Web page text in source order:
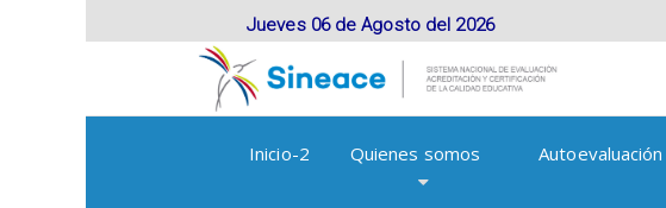
Jueves 06 de Agosto del 2026
Inicio-2 Quienes somos Autoevaluación